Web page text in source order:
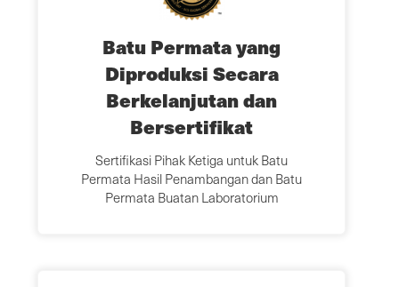
Batu Permata yang
Diproduksi Secara
Berkelanjutan dan
Bersertifikat
Sertifikasi Pihak Ketiga untuk Batu
Permata Hasil Penambangan dan Batu
Permata Buatan Laboratorium